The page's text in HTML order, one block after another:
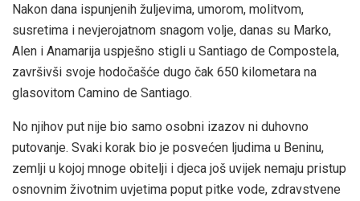
Nakon dana ispunjenih žuljevima, umorom, molitvom,
susretima i nevjerojatnom snagom volje, danas su Marko,
Alen i Anamarija uspješno stigli u Santiago de Compostela,
završivši svoje hodočašće dugo čak 650 kilometara na
glasovitom Camino de Santiago.
No njihov put nije bio samo osobni izazov ni duhovno
putovanje. Svaki korak bio je posvećen ljudima u Beninu,
zemlji u kojoj mnoge obitelji i djeca još uvijek nemaju pristup
osnovnim životnim uvjetima poput pitke vode, zdravstvene